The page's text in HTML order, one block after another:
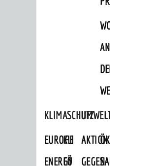
AN
DER
KLIMASCHUTZ
EUROPEAN
ENERGY
KLIMASCHUTZ-
FÖRDERPROGRAMME
UMWELTSCHUTZ
AKTION
GEGEN
ÖKOLOGISCHE
SANIERUNG/